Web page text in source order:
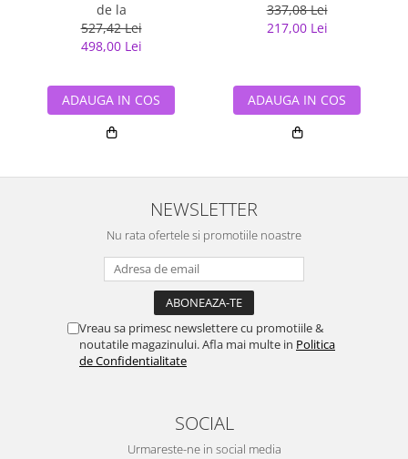
de la
527,42 Lei
498,00 Lei
ADAUGA IN COS
337,08 Lei
217,00 Lei
ADAUGA IN COS
NEWSLETTER
Nu rata ofertele si promotiile noastre
Vreau sa primesc newslettere cu promotiile &
noutatile magazinului. Afla mai multe in Politica
de Confidentialitate
SOCIAL
Urmareste-ne in social media